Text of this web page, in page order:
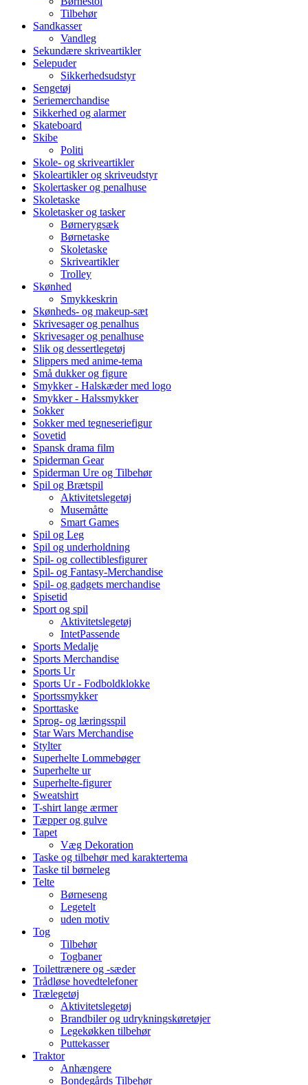
Tilbehør
Sandkasser
Vandleg
Sekundære skriveartikler
Selepuder
Sikkerhedsudstyr
Sengetøj
Seriemerchandise
Sikkerhed og alarmer
Skateboard
Skibe
Politi
Skole- og skriveartikler
Skoleartikler og skriveudstyr
Skolertasker og penalhuse
Skoletaske
Skoletasker og tasker
Børnerygsæk
Børnetaske
Skoletaske
Skriveartikler
Trolley
Skønhed
Smykkeskrin
Skønheds- og makeup-sæt
Skrivesager og penalhus
Skrivesager og penalhuse
Slik og dessertlegetøj
Slippers med anime-tema
Små dukker og figure
Smykker - Halskæder med logo
Smykker - Halssmykker
Sokker
Sokker med tegneseriefigur
Sovetid
Spansk drama film
Spiderman Gear
Spiderman Ure og Tilbehør
Spil og Brætspil
Aktivitetslegetøj
Musemåtte
Smart Games
Spil og Leg
Spil og underholdning
Spil- og collectiblesfigurer
Spil- og Fantasy-Merchandise
Spil- og gadgets merchandise
Spisetid
Sport og spil
Aktivitetslegetøj
IntetPassende
Sports Medalje
Sports Merchandise
Sports Ur
Sports Ur - Fodboldklokke
Sportssmykker
Sporttaske
Sprog- og læringsspil
Star Wars Merchandise
Stylter
Superhelte Lommebøger
Superhelte ur
Superhelte-figurer
Sweatshirt
T-shirt lange ærmer
Tæpper og gulve
Tapet
Væg Dekoration
Taske og tilbehør med karaktertema
Taske til børneleg
Telte
Børneseng
Legetelt
uden motiv
Tog
Tilbehør
Togbaner
Toilettrænere og -sæder
Trådløse hovedtelefoner
Trælegetøj
Aktivitetslegetøj
Brandbiler og udrykningskøretøjer
Legekøkken tilbehør
Puttekasser
Traktor
Anhængere
Bondegårds Tilbehør